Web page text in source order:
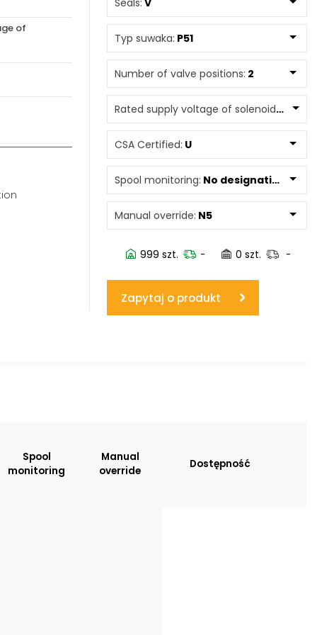
www.powerhydraulics.eu
Engineering for motion
of
Seals: V
Typ suwaka: P51
Number of valve positions: 2
Rated supply voltage of solenoids: 12060
CSA Certified: U
Spool monitoring: No designation
Manual override: N5
999 szt. - 0 szt. -
Zapytaj o produkt
Spool
monitoring
Manual
override
Dostępność